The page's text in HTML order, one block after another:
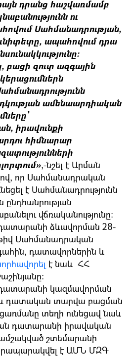
դրանց հաշվառմամբ
ու
Սահմանադրության,
ապահովում դրա
բացի զուտ ազգային
ամենաարդիական
իրավունքի
հիմնարար
,-նշել է Արման
որ Սահմանադրական
է Սահմանադրությունն
վճռականությունը:
ձևավորման 28-
Սահմանադրական
դատավորներին և
է նաև ՀՀ
կազմավորման
դատական տարվա բացման
տեղի ունեցավ նաև
դատարանի իրավական
շտեմարանի
է ԱՄՆ ՄԶԳ